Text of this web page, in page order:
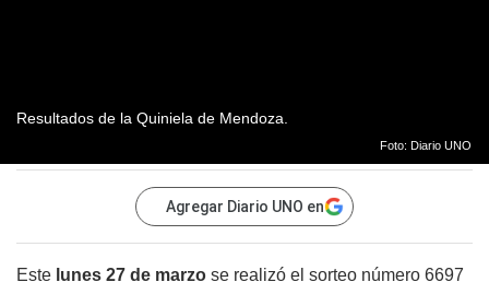
Resultados de la Quiniela de Mendoza.
Foto: Diario UNO
Agregar Diario UNO en
Este lunes 27 de marzo se realizó el sorteo número 6697